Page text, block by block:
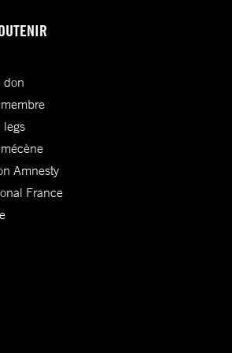
don
legs
Amnesty
France